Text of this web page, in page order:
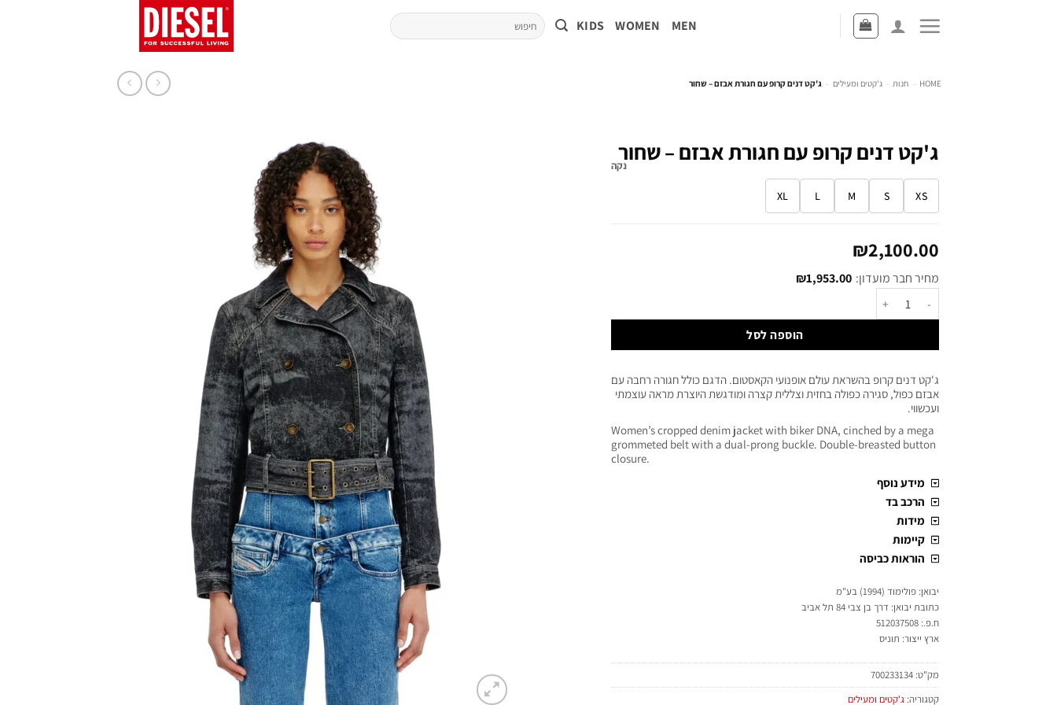
MEN
WOMEN
KIDS
HOME
- חנות - ג'קטים ומעילים - ג'קט דנים קרופ עם חגורת אבזם – שחור
ג'קט דנים קרופ עם חגורת אבזם – שחור
XS
S
M
L
XL
נקה
₪2,100.00
מחיר חבר מועדון: ₪1,953.00
הוספה לסל
ג'קט דנים קרופ בהשראת עולם אופנועי הקאסטום. הדגם כולל חגורה רחבה עם
אבזם כפול, סגירה כפולה בחזית וצללית קצרה ומודגשת היוצרת מראה עוצמתי
ועכשווי.
Women’s cropped denim jacket with biker DNA, cinched by a mega
grommeted belt with a dual-prong buckle. Double-breasted button
closure.
מידע נוסף
הרכב בד
מידות
קיימות
הוראות כביסה
יבואן: פולימוד (1994) בע"מ
כתובת יבואן: דרך בן צבי 84 תל אביב
ח.פ.: 512037508
ארץ ייצור: תוניס
מק"ט: 700233134
קטגוריה: ג'קטים ומעילים